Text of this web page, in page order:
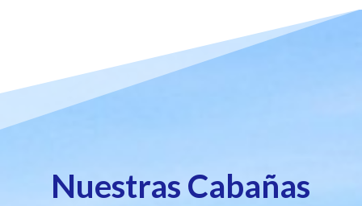
Nuestras Cabañas